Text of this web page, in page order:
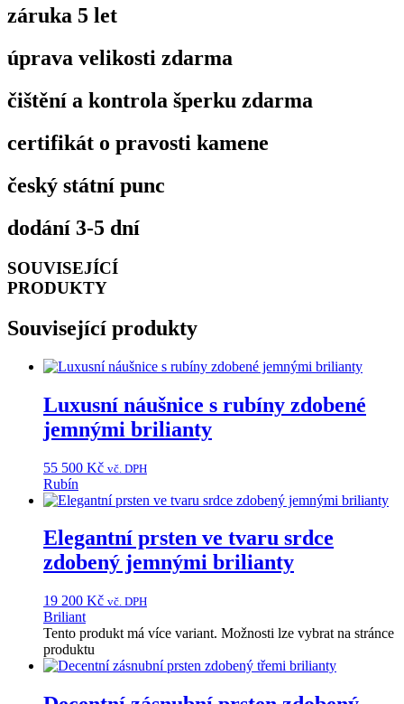
záruka 5 let
úprava velikosti zdarma
čištění a kontrola šperku zdarma
certifikát o pravosti kamene
český státní punc
dodání 3-5 dní
SOUVISEJÍCÍ
PRODUKTY
Související produkty
Luxusní náušnice s rubíny zdobené
jemnými brilianty
55 500 Kč vč. DPH
Rubín
Elegantní prsten ve tvaru srdce
zdobený jemnými brilianty
19 200 Kč vč. DPH
Briliant
Tento produkt má více variant. Možnosti lze vybrat na stránce
produktu